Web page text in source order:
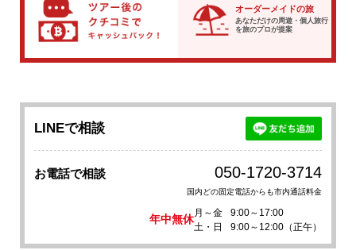
オーダーメイドの旅
あなただけの周遊・個人旅行
を旅のプロが提案
LINEで相談
お電話で相談 050-1720-3714
国内どの固定電話からも市内通話料金
年中無休
月～金
9:00～17:00
土・日
9:00～12:00（正午）